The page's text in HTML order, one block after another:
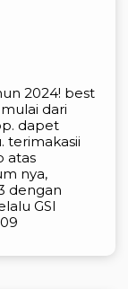
2024! best
dari
dapet
terimakasii
atas
nya,
dengan
GSI